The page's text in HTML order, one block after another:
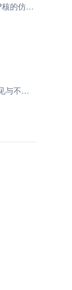
是怎样的
可见